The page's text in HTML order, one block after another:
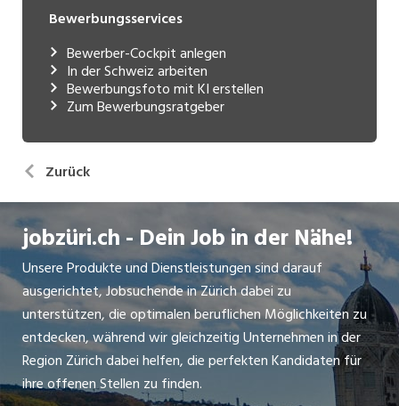
Bewerbungsservices
Bewerber-Cockpit anlegen
In der Schweiz arbeiten
Bewerbungsfoto mit KI erstellen
Zum Bewerbungsratgeber
Zurück
jobzüri.ch - Dein Job in der Nähe!
Unsere Produkte und Dienstleistungen sind darauf
ausgerichtet, Jobsuchende in Zürich dabei zu
unterstützen, die optimalen beruflichen Möglichkeiten zu
entdecken, während wir gleichzeitig Unternehmen in der
Region Zürich dabei helfen, die perfekten Kandidaten für
ihre offenen Stellen zu finden.